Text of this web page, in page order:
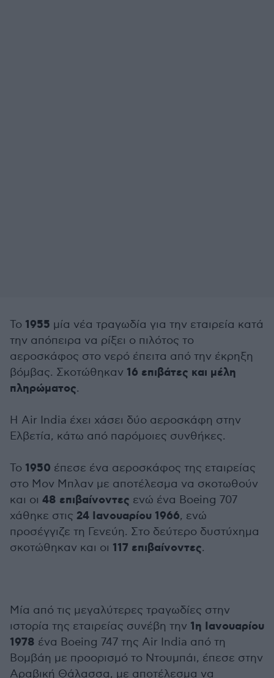
Το 1955 μία νέα τραγωδία για την εταιρεία κατά
την απόπειρα να ρίξει ο πιλότος το
αεροσκάφος στο νερό έπειτα από την έκρηξη
βόμβας. Σκοτώθηκαν 16 επιβάτες και μέλη
πληρώματος.
Η Air India έχει χάσει δύο αεροσκάφη στην
Ελβετία, κάτω από παρόμοιες συνθήκες.
Το 1950 έπεσε ένα αεροσκάφος της εταιρείας
στο Μον Μπλαν με αποτέλεσμα να σκοτωθούν
και οι 48 επιβαίνοντες ενώ ένα Boeing 707
χάθηκε στις 24 Ιανουαρίου 1966, ενώ
προσέγγιζε τη Γενεύη. Στο δεύτερο δυστύχημα
σκοτώθηκαν και οι 117 επιβαίνοντες.
Μία από τις μεγαλύτερες τραγωδίες στην
ιστορία της εταιρείας συνέβη την 1η Ιανουαρίου
1978 ένα Boeing 747 της Air India από τη
Βομβάη με προορισμό το Ντουμπάι, έπεσε στην
Αραβική Θάλασσα, με αποτέλεσμα να